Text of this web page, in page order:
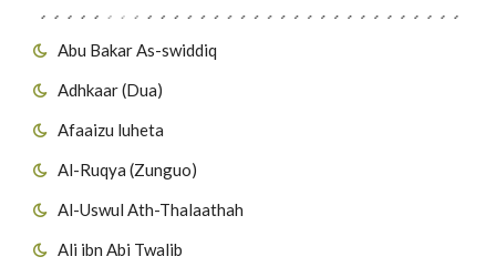
Abu Bakar As-swiddiq
Adhkaar (Dua)
Afaaizu luheta
Al-Ruqya (Zunguo)
Al-Uswul Ath-Thalaathah
Ali ibn Abi Twalib